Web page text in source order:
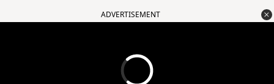
ADVERTISEMENT